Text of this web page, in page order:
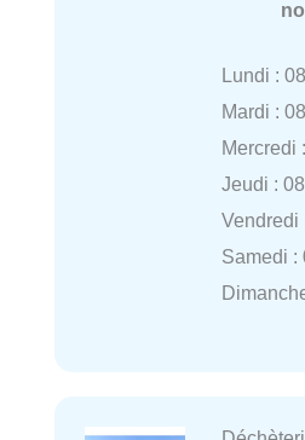
Lundi :
Mardi :
Mercredi
Jeudi :
Vendredi
Samedi :